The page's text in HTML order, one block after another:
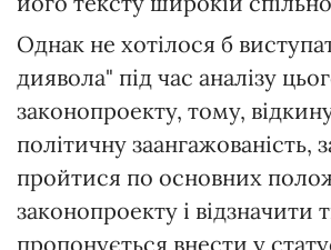
Однак не хотілося б
диявола" під час аналізу
законопроекту, тому,
політичну заангажованість,
пройтися по основних
законопроекту і відзначити
пропонується внести у